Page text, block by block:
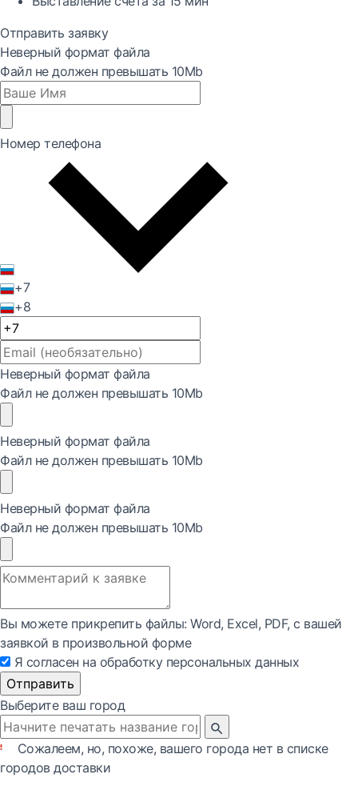
Отправить заявку
Неверный формат файла
Файл не должен превышать 10Mb
Номер телефона
+7
+8
Неверный формат файла
Файл не должен превышать 10Mb
Неверный формат файла
Файл не должен превышать 10Mb
Неверный формат файла
Файл не должен превышать 10Mb
Вы можете прикрепить файлы: Word, Exсel, PDF, с вашей
заявкой в произвольной форме
Я согласен на обработку персональных данных
Отправить
Выберите ваш город
Сожалеем, но, похоже, вашего города нет в списке
городов доставки